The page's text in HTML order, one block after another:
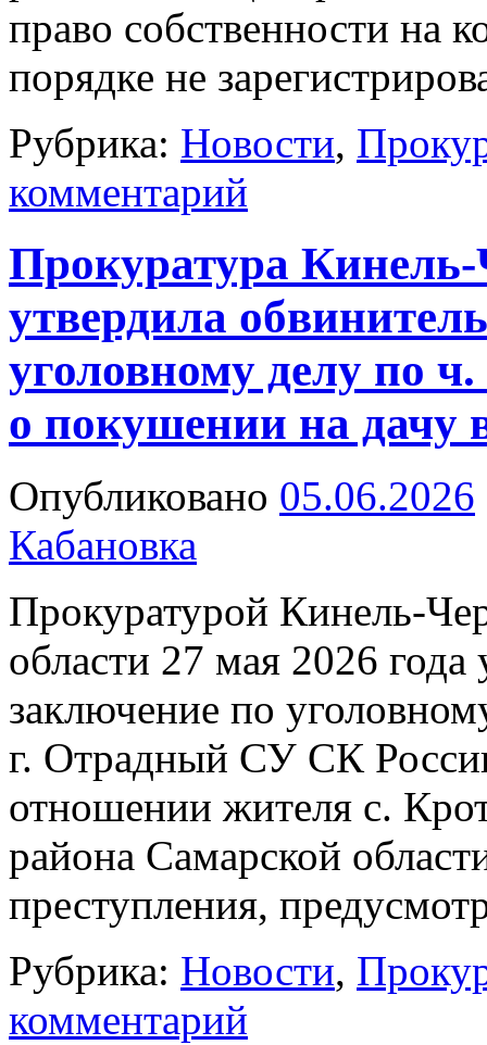
право собственности на
порядке не
Рубрика: Новости,
комментарий
Прокуратура Кинель-
утвердила
уголовному делу по
о покушении на дачу
Опубликовано 05.06.2026
Кабановка
Прокуратурой Кинель-
области 27 мая 2026
заключение по
г. Отрадный СУ СК
отношении жителя с.
района Самарской
преступления,
Рубрика: Новости,
комментарий